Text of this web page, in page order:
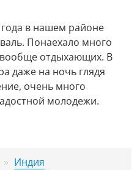
в нашем районе
Понаехало много
отдыхающих. В
даже на ночь глядя
очень много
молодежи.
» Индия